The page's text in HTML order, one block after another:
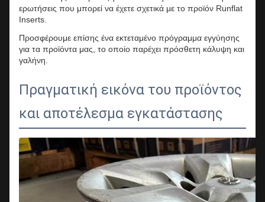
ερωτήσεις που μπορεί να έχετε σχετικά με το προϊόν Runflat
Inserts.
Προσφέρουμε επίσης ένα εκτεταμένο πρόγραμμα εγγύησης
για τα προϊόντα μας, το οποίο παρέχει πρόσθετη κάλυψη και
γαλήνη.
Πραγματική εικόνα του προϊόντος
και αποτέλεσμα εγκατάστασης